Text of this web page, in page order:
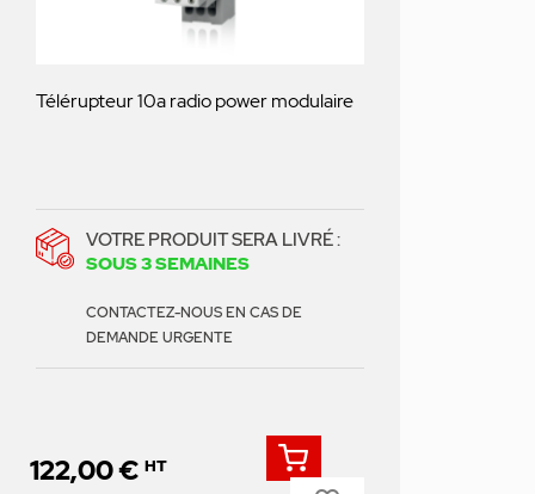
Télérupteur 10a radio power modulaire
VOTRE PRODUIT SERA LIVRÉ :
SOUS 3 SEMAINES
CONTACTEZ-NOUS EN CAS DE
DEMANDE URGENTE
122,00 € HT